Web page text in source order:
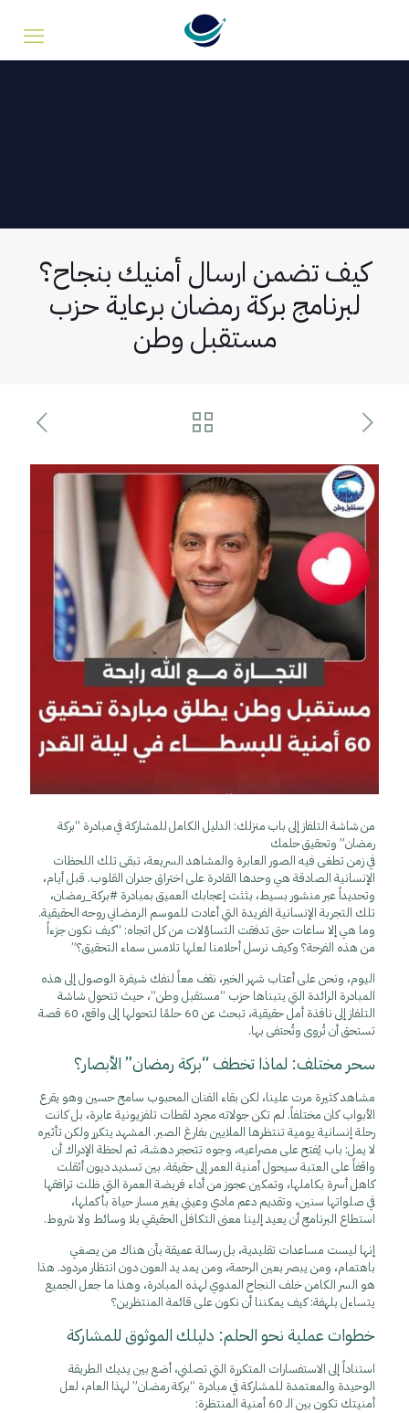
كيف تضمن ارسال أمنيك بنجاح؟
لبرنامج بركة رمضان برعاية حزب
مستقبل وطن
من شاشة التلفاز إلى باب منزلك: الدليل الكامل للمشاركة في مبادرة “بركة
رمضان” وتحقيق حلمك
في زمن تطغى فيه الصور العابرة والمشاهد السريعة، تبقى تلك اللحظات
الإنسانية الصادقة هي وحدها القادرة على اختراق جدران القلوب. قبل أيام،
وتحديداً عبر منشور بسيط، بثثت إعجابك العميق بمبادرة #بركة_رمضان،
تلك التجربة الإنسانية الفريدة التي أعادت للموسم الرمضاني روحه الحقيقية.
وما هي إلا ساعات حتى تدفقت التساؤلات من كل اتجاه: “كيف نكون جزءاً
من هذه الفرحة؟ وكيف نرسل أحلامنا لعلها تلامس سماء التحقيق؟”
اليوم، ونحن على أعتاب شهر الخير، نقف معاً لنفك شيفرة الوصول إلى هذه
المبادرة الرائدة التي يتبناها حزب “مستقبل وطن”، حيث تتحول شاشة
التلفاز إلى نافذة أمل حقيقية، تبحث عن 60 حلمًا لتحولها إلى واقع، 60 قصة
تستحق أن تُروى وتُحتفى بها.
سحر مختلف: لماذا تخطف “بركة رمضان” الأبصار؟
مشاهد كثيرة مرت علينا، لكن بقاء الفنان المحبوب سامح حسين وهو يقرع
الأبواب كان مختلفاً. لم تكن جولاته مجرد لقطات تلفزيونية عابرة، بل كانت
رحلة إنسانية يومية تنتظرها الملايين بفارغ الصبر. المشهد يتكرر ولكن تأثيره
لا يمل: باب يُفتح على مصراعيه، وجوه تتحجر دهشة، ثم لحظة الإدراك أن
واقفاً على العتبة سيحول أمنية العمر إلى حقيقة. بين تسديد ديون أثقلت
كاهل أسرة بكاملها، وتمكين عجوز من أداء فريضة العمرة التي ظلت ترافقها
في صلواتها سنين، وتقديم دعم مادي وعيني يغير مسار حياة بأكملها،
استطاع البرنامج أن يعيد إلينا معنى التكافل الحقيقي بلا وسائط ولا شروط.
إنها ليست مساعدات تقليدية، بل رسالة عميقة بأن هناك من يصغي
باهتمام، ومن يبصر بعين الرحمة، ومن يمد يد العون دون انتظار مردود. هذا
هو السر الكامن خلف النجاح المدوي لهذه المبادرة، وهذا ما جعل الجميع
يتساءل بلهفة: كيف يمكننا أن نكون على قائمة المنتظرين؟
خطوات عملية نحو الحلم: دليلك الموثوق للمشاركة
استناداً إلى الاستفسارات المتكررة التي تصلني، أضع بين يديك الطريقة
الوحيدة والمعتمدة للمشاركة في مبادرة “بركة رمضان” لهذا العام، لعل
أمنيتك تكون بين الـ 60 أمنية المنتظرة: